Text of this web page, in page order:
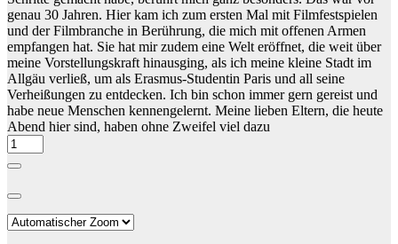
genau 30 Jahren. Hier kam ich zum ersten Mal mit Filmfestspielen
und der Filmbranche in Berührung, die mich mit offenen Armen
empfangen hat. Sie hat mir zudem eine Welt eröffnet, die weit über
meine Vorstellungskraft hinausging, als ich meine kleine Stadt im
Allgäu verließ, um als Erasmus-Studentin Paris und all seine
Verheißungen zu entdecken. Ich bin schon immer gern gereist und
habe neue Menschen kennengelernt. Meine lieben Eltern, die heute
Abend hier sind, haben ohne Zweifel viel dazu